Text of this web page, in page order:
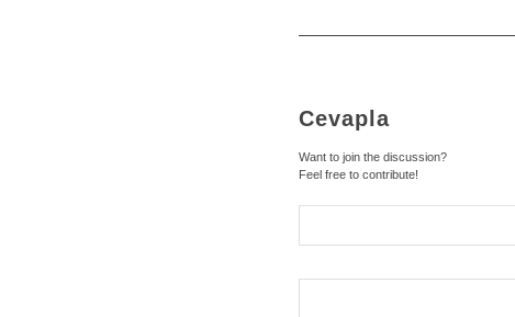
Cevapla
Want to join the discussion?
Feel free to contribute!